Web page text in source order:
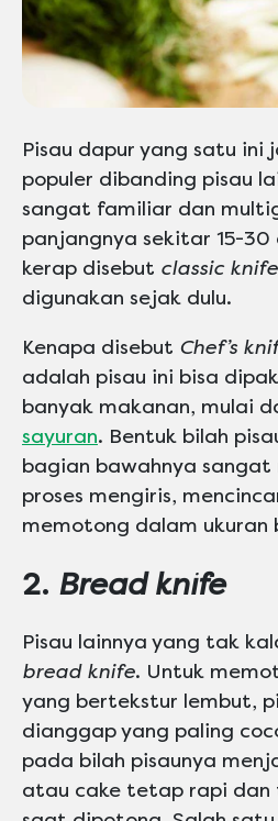
Pisau dapur yang satu ini
populer dibanding pisau
sangat familiar dan
panjangnya sekitar 15-30
kerap disebut classic knife
digunakan sejak dulu.
Kenapa disebut Chef’s
adalah pisau ini bisa
banyak makanan, mulai
sayuran. Bentuk bilah
bagian bawahnya sangat
proses mengiris,
memotong dalam ukuran
2. Bread knife
Pisau lainnya yang tak
bread knife. Untuk
yang bertekstur lembut,
dianggap yang paling
pada bilah pisaunya
atau cake tetap rapi dan